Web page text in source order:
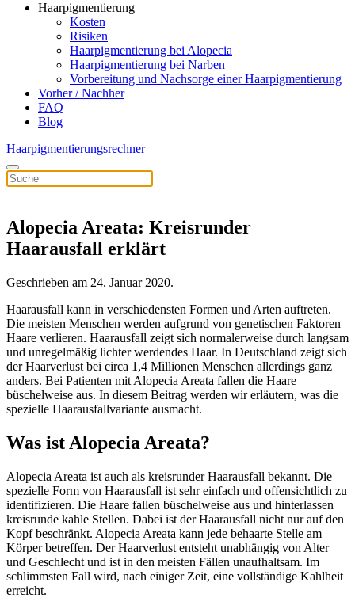
Haarpigmentierung
Kosten
Risiken
Haarpigmentierung bei Alopecia
Haarpigmentierung bei Narben
Vorbereitung und Nachsorge einer Haarpigmentierung
Vorher / Nachher
FAQ
Blog
Haarpigmentierungsrechner
Alopecia Areata: Kreisrunder
Haarausfall erklärt
Geschrieben am 24. Januar 2020.
Haarausfall kann in verschiedensten Formen und Arten auftreten.
Die meisten Menschen werden aufgrund von genetischen Faktoren
Haare verlieren. Haarausfall zeigt sich normalerweise durch langsam
und unregelmäßig lichter werdendes Haar. In Deutschland zeigt sich
der Haarverlust bei circa 1,4 Millionen Menschen allerdings ganz
anders. Bei Patienten mit Alopecia Areata fallen die Haare
büschelweise aus. In diesem Beitrag werden wir erläutern, was die
spezielle Haarausfallvariante ausmacht.
Was ist Alopecia Areata?
Alopecia Areata ist auch als kreisrunder Haarausfall bekannt. Die
spezielle Form von Haarausfall ist sehr einfach und offensichtlich zu
identifizieren. Die Haare fallen büschelweise aus und hinterlassen
kreisrunde kahle Stellen. Dabei ist der Haarausfall nicht nur auf den
Kopf beschränkt. Alopecia Areata kann jede behaarte Stelle am
Körper betreffen. Der Haarverlust entsteht unabhängig von Alter
und Geschlecht und ist in den meisten Fällen unaufhaltsam. Im
schlimmsten Fall wird, nach einiger Zeit, eine vollständige Kahlheit
erreicht.